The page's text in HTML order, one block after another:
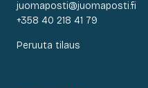
juomaposti@juomaposti.fi
+358 40 218 41 79
Peruuta tilaus